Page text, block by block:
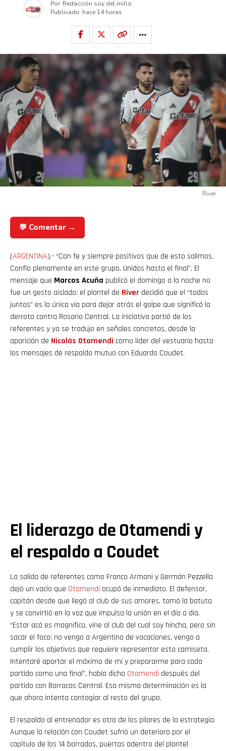
Por Redacción soy del millo
Publicado hace 14 horas
River
💬 Comentar →
(ARGENTINA).- “Con fe y siempre positivos que de esto salimos.
Confío plenamente en este grupo. Unidos hasta el final”. El
mensaje que Marcos Acuña publicó el domingo a la noche no
fue un gesto aislado: el plantel de River decidió que el “todos
juntos” es la única vía para dejar atrás el golpe que significó la
derrota contra Rosario Central. La iniciativa partió de los
referentes y ya se tradujo en señales concretas, desde la
aparición de Nicolás Otamendi como líder del vestuario hasta
los mensajes de respaldo mutuo con Eduardo Coudet.
El liderazgo de Otamendi y
el respaldo a Coudet
La salida de referentes como Franco Armani y Germán Pezzella
dejó un vacío que Otamendi ocupó de inmediato. El defensor,
capitán desde que llegó al club de sus amores, tomó la batuta
y se convirtió en la voz que impulsa la unión en el día a día.
“Estar acá es magnífico, vine al club del cual soy hincha, pero sin
sacar el foco: no vengo a Argentina de vacaciones, vengo a
cumplir los objetivos que requiere representar esta camiseta.
Intentaré aportar el máximo de mí y prepararme para cada
partido como una final”, había dicho Otamendi después del
partido con Barracas Central. Esa misma determinación es la
que ahora intenta contagiar al resto del grupo.
El respaldo al entrenador es otro de los pilares de la estrategia.
Aunque la relación con Coudet sufrió un deterioro por el
capítulo de los 14 borrados, puertas adentro del plantel